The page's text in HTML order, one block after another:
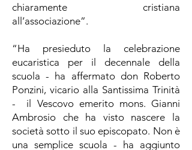
chiaramente cristiana
all’associazione”.
“Ha presieduto la celebrazione
eucaristica per il decennale della
scuola - ha affermato don Roberto
Ponzini, vicario alla Santissima Trinità
- il Vescovo emerito mons. Gianni
Ambrosio che ha visto nascere la
società sotto il suo episcopato. Non è
una semplice scuola - ha aggiunto